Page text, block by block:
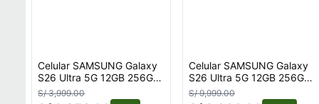
Celular SAMSUNG Galaxy
S26 Ultra 5G 12GB 256GB
Azul
S/ 3,999.00
Celular SAMSUNG Galaxy
S26 Ultra 5G 12GB 256GB
Azul
S/ 9,999.00